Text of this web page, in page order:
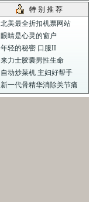
特 别 推 荐
北美最全折扣机票网站
眼睛是心灵的窗户
年轻的秘密 口服II
来力士胶囊男性生命
自动炒菜机 主妇好帮手
新一代骨精华消除关节痛